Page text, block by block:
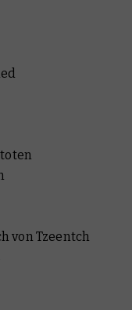
von Tzeentch